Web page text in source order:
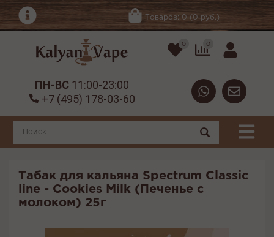
Товаров: 0 (0 руб.)
0 0
ПН-ВС 11:00-23:00
+7 (495) 178-03-60
Табак для кальяна Spectrum Classic
line - Cookies Milk (Печенье с
молоком) 25г